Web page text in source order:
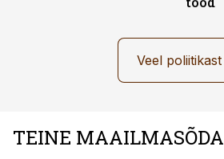
Veel poliitikast
TEINE MAAILMASÕDA